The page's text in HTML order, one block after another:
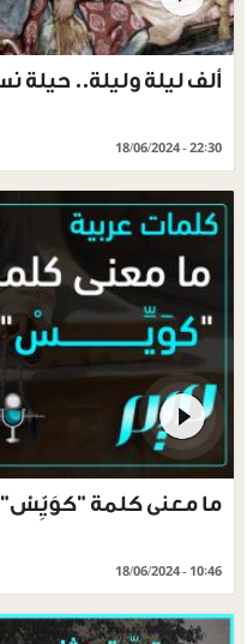
ألف ليلة وليلة.. حيلة
18/06/2024 - 22:30
ما معنى كلمة
18/06/2024 - 10:46